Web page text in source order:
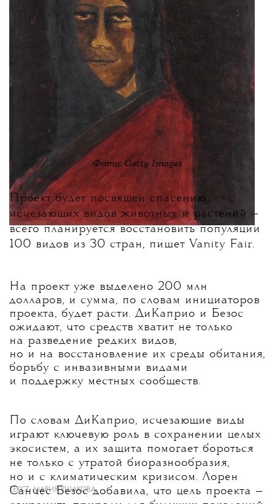
Фото: Getty Images
Проект будет посвящен спасению
исчезающих видов животных и растений —
всего планируется восстановить популяции
100 видов из 30 стран, пишет Vanity Fair.
На проект уже выделено 200 млн
долларов, и сумма, по словам инициаторов
проекта, будет расти. ДиКаприо и Безос
ожидают, что средств хватит не только
на разведение редких видов,
но и на восстановление их среды обитания,
борьбу с инвазивными видами
и поддержку местных сообществ.
По словам ДиКаприо, исчезающие виды
играют ключевую роль в сохранении целых
экосистем, а их защита помогает бороться
не только с утратой биоразнообразия,
но и с климатическим кризисом. Лорен
Санчес Безос добавила, что цель проекта —
ТЕКСТ:МАРИЯ УШАКОВА